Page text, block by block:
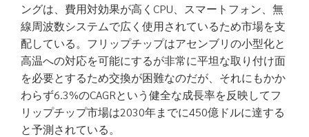
ングは、費用対効果が高くCPU、スマートフォン、無
線周波数システムで広く使用されているため市場を支
配している。フリップチップはアセンブリの小型化と
高温への対応を可能にするが非常に平坦な取り付け面
を必要とするため交換が困難なのだが、それにもかか
わらず6.3%のCAGRという健全な成長率を反映してフ
リップチップ市場は2030年までに450億ドルに達する
と予測されている。